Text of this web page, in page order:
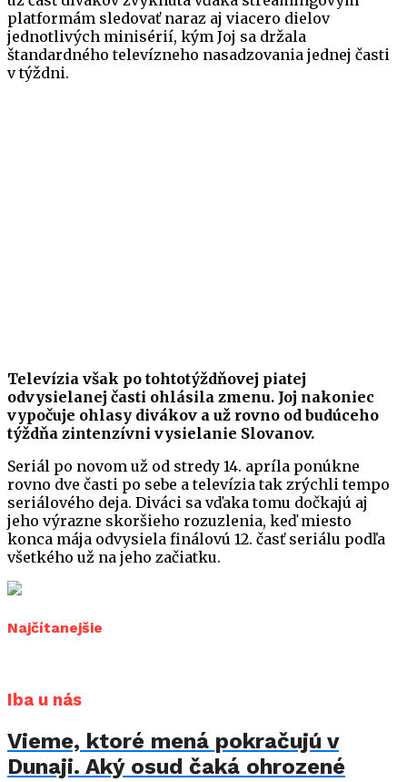
platformám sledovať naraz aj viacero dielov
jednotlivých minisérií, kým Joj sa držala
štandardného televízneho nasadzovania jednej časti
v týždni.
Televízia však po tohtotýždňovej piatej
odvysielanej časti ohlásila zmenu. Joj nakoniec
vypočuje ohlasy divákov a už rovno od budúceho
týždňa zintenzívni vysielanie Slovanov.
Seriál po novom už od stredy 14. apríla ponúkne
rovno dve časti po sebe a televízia tak zrýchli tempo
seriálového deja. Diváci sa vďaka tomu dočkajú aj
jeho výrazne skoršieho rozuzlenia, keď miesto
konca mája odvysiela finálovú 12. časť seriálu podľa
všetkého už na jeho začiatku.
Najčítanejšie
Iba u nás
Vieme, ktoré mená pokračujú v
Dunaji. Aký osud čaká ohrozené